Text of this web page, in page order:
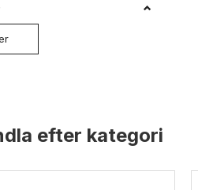
efter kategori